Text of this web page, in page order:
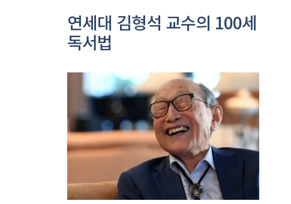
연세대 김형석 교수의 100세
독서법